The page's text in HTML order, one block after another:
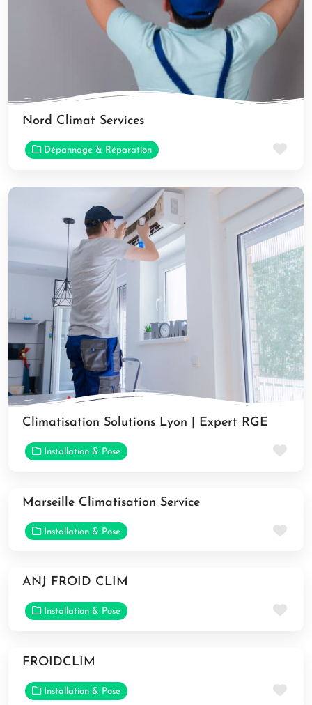
Nord Climat Services
Dépannage & Réparation
Climatisation Solutions Lyon | Expert RGE
Installation & Pose
Marseille Climatisation Service
Installation & Pose
ANJ FROID CLIM
Installation & Pose
FROIDCLIM
Installation & Pose